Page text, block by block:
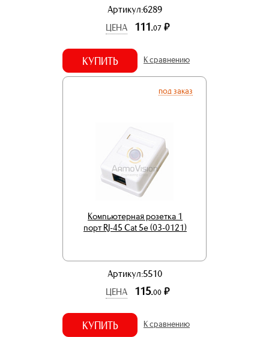
Артикул:6289
ЦЕНА
111.07 р.
КУПИТЬ К сравнению
под заказ
Компьютерная розетка 1
порт RJ-45 Cat 5e (03-0121)
Артикул:5510
ЦЕНА
115.00 р.
КУПИТЬ К сравнению